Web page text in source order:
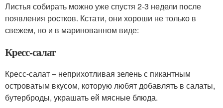
Листья собирать можно уже спустя 2-3 недели после
появления ростков. Кстати, они хороши не только в
свежем, но и в маринованном виде:
Кресс-салат
Кресс-салат – неприхотливая зелень с пикантным
островатым вкусом, которую любят добавлять в салаты,
бутерброды, украшать ей мясные блюда.